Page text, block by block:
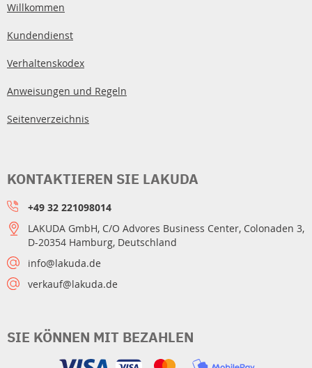
Willkommen
Kundendienst
Verhaltenskodex
Anweisungen und Regeln
Seitenverzeichnis
SIE KÖNNEN MIT BEZAHLEN
KONTAKTIEREN SIE LAKUDA
+49 32 221098014
LAKUDA GmbH, C/O Advores Business Center, Colonaden 3,
D-20354 Hamburg, Deutschland
info@lakuda.de
verkauf@lakuda.de